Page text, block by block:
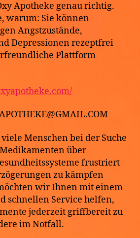
Apotheke genau richtig.
warum: Sie können
Angstzustände,
Depressionen rezeptfrei
Plattform
Menschen bei der Suche
über
frustriert
zu kämpfen
wir Ihnen mit einem
schnellen Service helfen,
jederzeit griffbereit zu
im Notfall.